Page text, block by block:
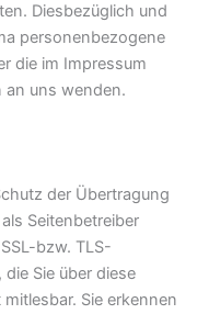
Diesbezüglich und
personenbezogene
die im Impressum
uns wenden.
der Übertragung
Seitenbetreiber
bzw. TLS-
Sie über diese
Sie erkennen